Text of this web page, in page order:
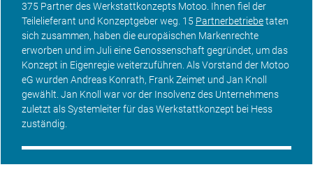
375 Partner des Werkstattkonzepts Motoo. Ihnen fiel der
Teilelieferant und Konzeptgeber weg. 15 Partnerbetriebetaten
sich zusammen, haben die europäischen Markenrechte
erworben und im Juli eine Genossenschaft gegründet, um das
Konzept in Eigenregie weiterzuführen. Als Vorstand der Motoo
eG wurden Andreas Konrath, Frank Zeimet und Jan Knoll
gewählt. Jan Knoll war vor der Insolvenz des Unternehmens
zuletzt als Systemleiter für das Werkstattkonzept bei Hess
zuständig.